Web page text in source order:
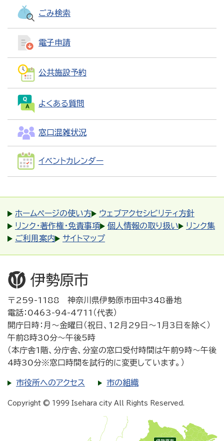
ごみ検索
電子申請
公共施設予約
よくある質問
窓口混雑状況
イベントカレンダー
ホームページの使い方
ウェブアクセシビリティ方針
リンク・著作権・免責事項
個人情報の取り扱い
リンク集
ご利用案内
サイトマップ
〒259-1188 神奈川県伊勢原市田中348番地
電話：0463-94-4711（代表）
開庁日時：月～金曜日（祝日、12月29日～1月3日を除く）
午前8時30分～午後5時
（本庁舎1階、分庁舎、分室の窓口受付時間は午前9時～午後
4時30分※窓口時間を試行的に変更しています。）
市役所へのアクセス 市の組織
Copyright © 1999 Isehara city All Rights Reserved.